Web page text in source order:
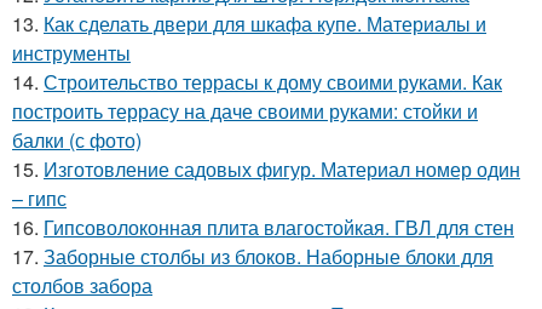
13. Как сделать двери для шкафа купе. Материалы и
инструменты
14. Строительство террасы к дому своими руками. Как
построить террасу на даче своими руками: стойки и
балки (с фото)
15. Изготовление садовых фигур. Материал номер один
– гипс
16. Гипсоволоконная плита влагостойкая. ГВЛ для стен
17. Заборные столбы из блоков. Наборные блоки для
столбов забора